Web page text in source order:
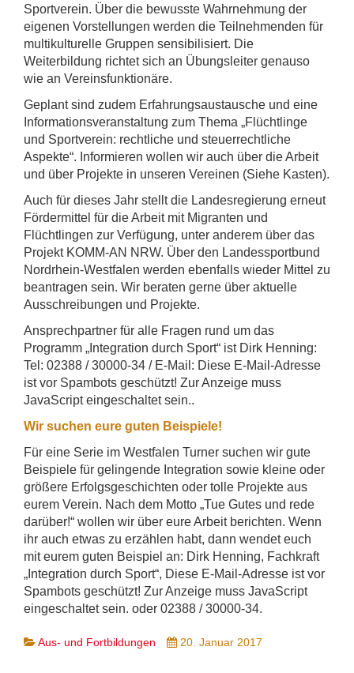
Sportverein. Über die bewusste Wahrnehmung der
eigenen Vorstellungen werden die Teilnehmenden für
multikulturelle Gruppen sensibilisiert. Die
Weiterbildung richtet sich an Übungsleiter genauso
wie an Vereinsfunktionäre.
Geplant sind zudem Erfahrungsaustausche und eine
Informationsveranstaltung zum Thema „Flüchtlinge
und Sportverein: rechtliche und steuerrechtliche
Aspekte“. Informieren wollen wir auch über die Arbeit
und über Projekte in unseren Vereinen (Siehe Kasten).
Auch für dieses Jahr stellt die Landesregierung erneut
Fördermittel für die Arbeit mit Migranten und
Flüchtlingen zur Verfügung, unter anderem über das
Projekt KOMM-AN NRW. Über den Landessportbund
Nordrhein-Westfalen werden ebenfalls wieder Mittel zu
beantragen sein. Wir beraten gerne über aktuelle
Ausschreibungen und Projekte.
Ansprechpartner für alle Fragen rund um das
Programm „Integration durch Sport“ ist Dirk Henning:
Tel: 02388 / 30000-34 / E-Mail: Diese E-Mail-Adresse
ist vor Spambots geschützt! Zur Anzeige muss
JavaScript eingeschaltet sein..
Wir suchen eure guten Beispiele!
Für eine Serie im Westfalen Turner suchen wir gute
Beispiele für gelingende Integration sowie kleine oder
größere Erfolgsgeschichten oder tolle Projekte aus
eurem Verein. Nach dem Motto „Tue Gutes und rede
darüber!“ wollen wir über eure Arbeit berichten. Wenn
ihr auch etwas zu erzählen habt, dann wendet euch
mit eurem guten Beispiel an: Dirk Henning, Fachkraft
„Integration durch Sport“, Diese E-Mail-Adresse ist vor
Spambots geschützt! Zur Anzeige muss JavaScript
eingeschaltet sein. oder 02388 / 30000-34.
Aus- und Fortbildungen 20. Januar 2017